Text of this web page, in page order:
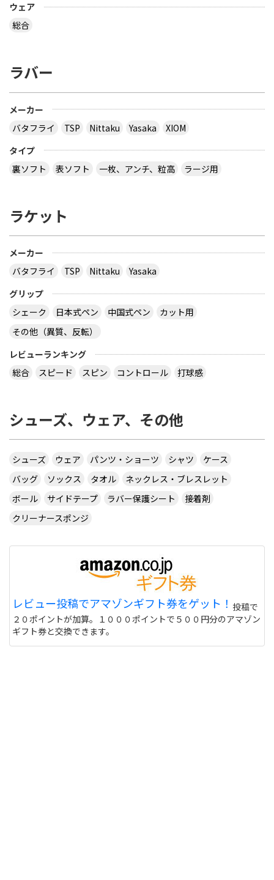
ウェア
総合
ラバー
メーカー
バタフライ
TSP Nittaku Yasaka
XIOM
タイプ
裏ソフト
表ソフト 一枚、アンチ、粒高 ラージ用
ラケット
メーカー
バタフライ
TSP Nittaku
Yasaka
グリップ
シェーク
日本式ペン 中国式ペン
カット用
その他（異質、反転）
レビューランキング
総合
スピード スピン コントロール 打球感
シューズ、ウェア、その他
シューズ ウェア パンツ・ショーツ シャツ
ケース
バッグ
ソックス タオル
ネックレス・ブレスレット
ボール
サイドテープ ラバー保護シート
接着剤
クリーナースポンジ
レビュー投稿でアマゾンギフト券をゲット！ 投稿で
２０ポイントが加算。１０００ポイントで５００円分のアマゾン
ギフト券と交換できます。